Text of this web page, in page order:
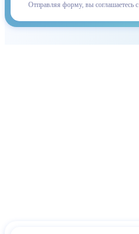
Отправляя форму, вы соглашаетесь с